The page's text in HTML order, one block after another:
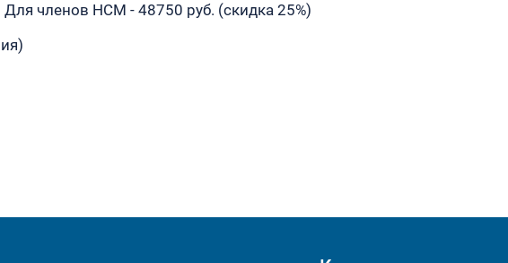
членов НСМ - 48750 руб. (скидка 25%)